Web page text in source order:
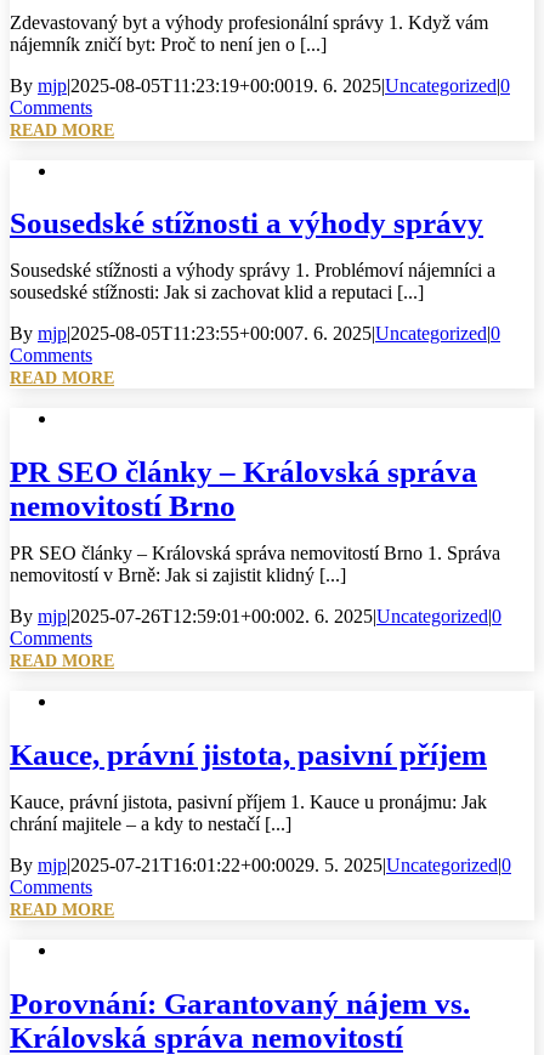
Zdevastovaný byt a výhody profesionální správy 1. Když vám
nájemník zničí byt: Proč to není jen o [...]
By mjp|2025-08-05T11:23:19+00:0019. 6. 2025|Uncategorized|0
Comments
READ MORE
Sousedské stížnosti a výhody správy
Sousedské stížnosti a výhody správy 1. Problémoví nájemníci a
sousedské stížnosti: Jak si zachovat klid a reputaci [...]
By mjp|2025-08-05T11:23:55+00:007. 6. 2025|Uncategorized|0
Comments
READ MORE
PR SEO články – Královská správa
nemovitostí Brno
PR SEO články – Královská správa nemovitostí Brno 1. Správa
nemovitostí v Brně: Jak si zajistit klidný [...]
By mjp|2025-07-26T12:59:01+00:002. 6. 2025|Uncategorized|0
Comments
READ MORE
Kauce, právní jistota, pasivní příjem
Kauce, právní jistota, pasivní příjem 1. Kauce u pronájmu: Jak
chrání majitele – a kdy to nestačí [...]
By mjp|2025-07-21T16:01:22+00:0029. 5. 2025|Uncategorized|0
Comments
READ MORE
Porovnání: Garantovaný nájem vs.
Královská správa nemovitostí